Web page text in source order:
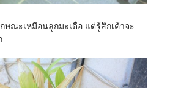
ษณะเหมือนลูกมะเดื่อ แต่รู้สึกเค้าจะ